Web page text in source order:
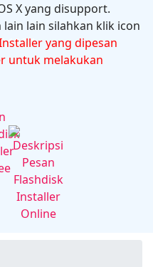
X yang disupport.
lain silahkan klik icon
yang dipesan
untuk melakukan